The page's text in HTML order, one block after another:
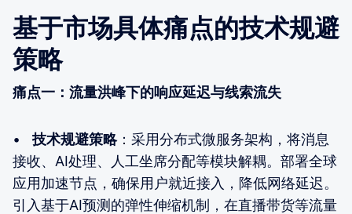
基于市场具体痛点的技术规避
策略
痛点一：流量洪峰下的响应延迟与线索流失
•技术规避策略 ：采用分布式微服务架构，将消息
接收、AI处理、人工坐席分配等模块解耦。部署全球
应用加速节点，确保用户就近接入，降低网络延迟。
引入基于AI预测的弹性伸缩机制，在直播带货等流量